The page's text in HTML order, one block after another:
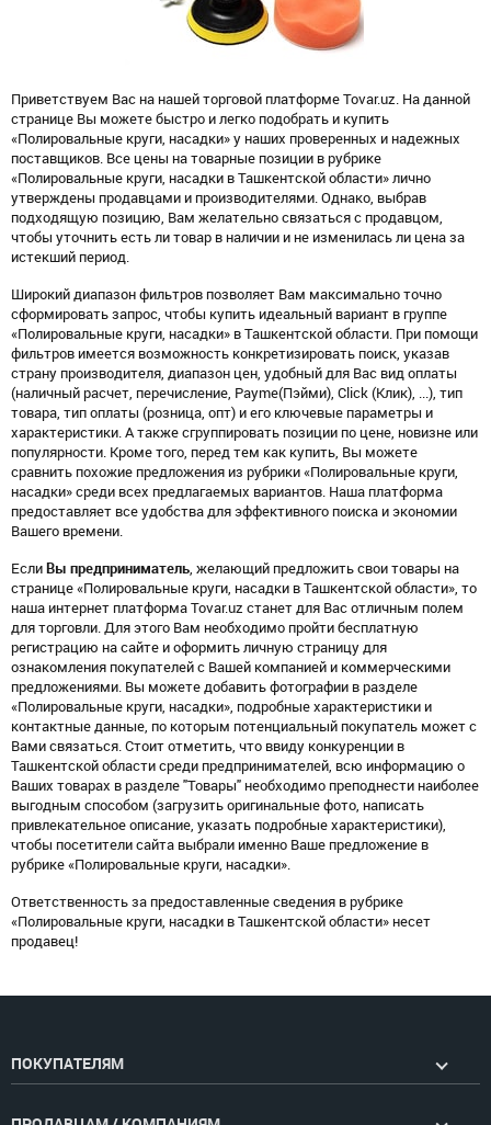
Приветствуем Вас на нашей торговой платформе Tovar.uz. На данной
странице Вы можете быстро и легко подобрать и купить
«Полировальные круги, насадки» у наших проверенных и надежных
поставщиков. Все цены на товарные позиции в рубрике
«Полировальные круги, насадки в Ташкентской области» лично
утверждены продавцами и производителями. Однако, выбрав
подходящую позицию, Вам желательно связаться с продавцом,
чтобы уточнить есть ли товар в наличии и не изменилась ли цена за
истекший период.
Широкий диапазон фильтров позволяет Вам максимально точно
сформировать запрос, чтобы купить идеальный вариант в группе
«Полировальные круги, насадки» в Ташкентской области. При помощи
фильтров имеется возможность конкретизировать поиск, указав
страну производителя, диапазон цен, удобный для Вас вид оплаты
(наличный расчет, перечисление, Payme(Пэйми), Click (Клик), ...), тип
товара, тип оплаты (розница, опт) и его ключевые параметры и
характеристики. А также сгруппировать позиции по цене, новизне или
популярности. Кроме того, перед тем как купить, Вы можете
сравнить похожие предложения из рубрики «Полировальные круги,
насадки» среди всех предлагаемых вариантов. Наша платформа
предоставляет все удобства для эффективного поиска и экономии
Вашего времени.
Если Вы предприниматель, желающий предложить свои товары на
странице «Полировальные круги, насадки в Ташкентской области», то
наша интернет платформа Tovar.uz станет для Вас отличным полем
для торговли. Для этого Вам необходимо пройти бесплатную
регистрацию на сайте и оформить личную страницу для
ознакомления покупателей с Вашей компанией и коммерческими
предложениями. Вы можете добавить фотографии в разделе
«Полировальные круги, насадки», подробные характеристики и
контактные данные, по которым потенциальный покупатель может с
Вами связаться. Стоит отметить, что ввиду конкуренции в
Ташкентской области среди предпринимателей, всю информацию о
Ваших товарах в разделе "Товары" необходимо преподнести наиболее
выгодным способом (загрузить оригинальные фото, написать
привлекательное описание, указать подробные характеристики),
чтобы посетители сайта выбрали именно Ваше предложение в
рубрике «Полировальные круги, насадки».
Ответственность за предоставленные сведения в рубрике
«Полировальные круги, насадки в Ташкентской области» несет
продавец!
ПОКУПАТЕЛЯМ